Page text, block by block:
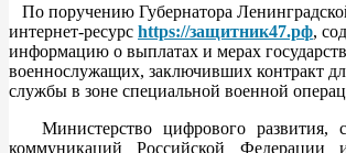
По поручению Губернатора
интернет-ресурс https://защитник47.рф,
информацию о выплатах и мерах
военнослужащих, заключивших контракт
службы в зоне специальной военной
Министерство цифрового развития,
коммуникаций Российской Федерации